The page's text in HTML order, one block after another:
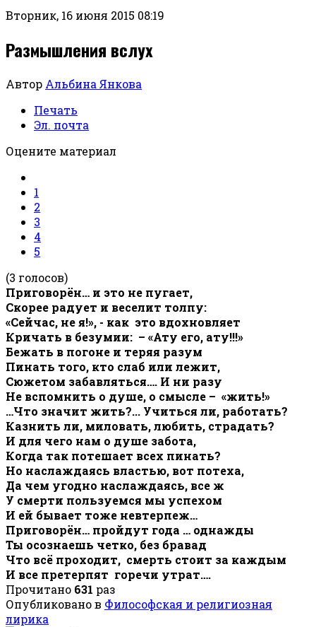
Вторник, 16 июня 2015 08:19
Размышления вслух
Автор Альбина Янкова
Печать
Эл. почта
Оцените материал
1
2
3
4
5
(3 голосов)
Приговорён… и это не пугает,
Скорее радует и веселит толпу:
«Сейчас, не я!», - как это вдохновляет
Кричать в безумии: – «Ату его, ату!!!»
Бежать в погоне и теряя разум
Пинать того, кто слаб или лежит,
Сюжетом забавляться…. И ни разу
Не вспомнить о душе, о смысле – «жить!»
…Что значит жить?... Учиться ли, работать?
Казнить ли, миловать, любить, страдать?
И для чего нам о душе забота,
Когда так потешает всех пинать?
Но наслаждаясь властью, вот потеха,
Да чем угодно наслаждаясь, все ж
У смерти пользуемся мы успехом
И ей бывает тоже невтерпеж…
Приговорён… пройдут года … однажды
Ты осознаешь четко, без бравад
Что всё проходит, смерть стоит за каждым
И все претерпят горечи утрат….
Прочитано 631 раз
Опубликовано в Философская и религиозная
лирика